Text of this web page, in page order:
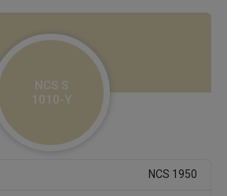
NCS S
1010-Y
NCS 1950